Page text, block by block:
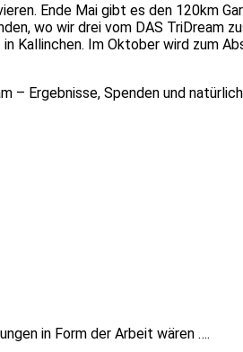
Ende Mai gibt es den 120km
wo wir drei vom DAS TriDream
Kallinchen. Im Oktober wird zum
Ergebnisse, Spenden und
in Form der Arbeit wären ….